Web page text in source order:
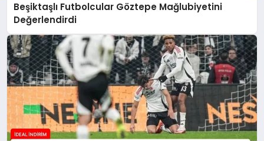
Beşiktaşlı Futbolcular Göztepe Mağlubiyetini
Değerlendirdi